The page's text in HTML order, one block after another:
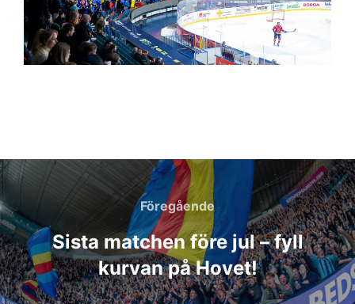
Inläggsnavigering
Föregående
Föregående
Sista matchen före jul – fyll
kurvan på Hovet!